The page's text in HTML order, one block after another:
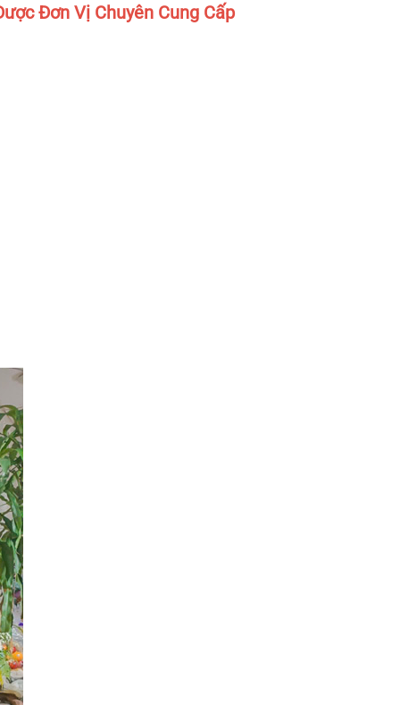
Đơn Vị Chuyên Cung Cấp